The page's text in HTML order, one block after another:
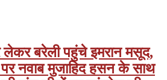
लेकर बरेली पहुंचे इमरान मसूद,
नवाब मुजाहिद हसन के साथ